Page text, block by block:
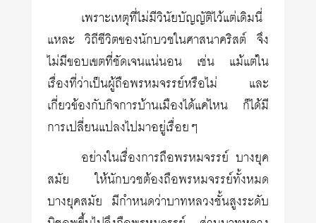
เพราะเหตุที่ไม่มีวินัยบัญญัติไว้แต่เดิมนี่
แหละ วิถีชีวิตของนักบวชในศาสนาคริสต์ จึง
ไม่มีขอบเขตที่ชัดเจนแน่นอน เช่น แม้แต่ใน
เรื่องที่ว่าเป็นผู้ถือพรหมจรรย์หรือไม่ และ
เกี่ยวข้องกับกิจการบ้านเมืองได้แค่ไหน ก็ได้มี
การเปลี่ยนแปลงไปมาอยู่เรื่อยๆ
อย่างในเรื่องการถือพรหมจรรย์ บางยุค
สมัย ให้นักบวชต้องถือพรหมจรรย์ทั้งหมด
บางยุคสมัย มีกำหนดว่าบาทหลวงชั้นสูงระดับ